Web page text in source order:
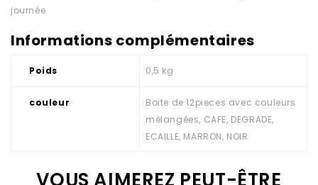
journée.
Informations complémentaires
Poids 0,5 kg
couleur
Boite de 12pieces avec couleurs
mélangées, CAFE, DEGRADE,
ECAILLE, MARRON, NOIR
VOUS AIMEREZ PEUT-ÊTRE